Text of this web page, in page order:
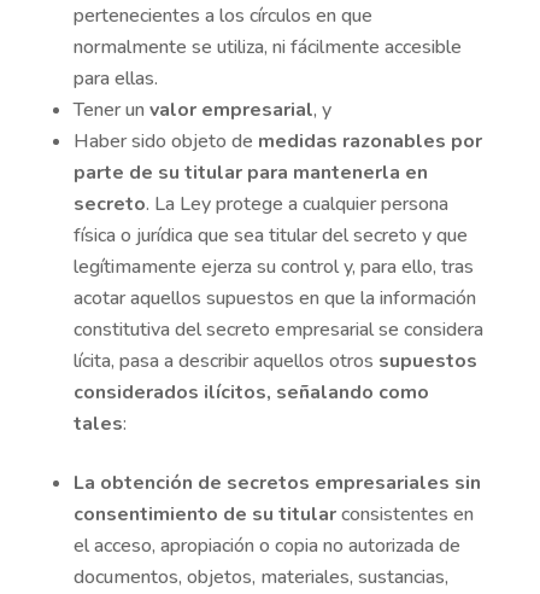
pertenecientes a los círculos en que
normalmente se utiliza, ni fácilmente accesible
para ellas.
Tener un valor empresarial, y
Haber sido objeto de medidas razonables por
parte de su titular para mantenerla en
secreto. La Ley protege a cualquier persona
física o jurídica que sea titular del secreto y que
legítimamente ejerza su control y, para ello, tras
acotar aquellos supuestos en que la información
constitutiva del secreto empresarial se considera
lícita, pasa a describir aquellos otros supuestos
considerados ilícitos, señalando como
tales:
La obtención de secretos empresariales sin
consentimiento de su titularconsistentes en
el acceso, apropiación o copia no autorizada de
documentos, objetos, materiales, sustancias,